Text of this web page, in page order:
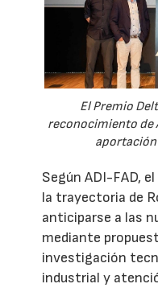
El Premio
reconocimiento de
Según ADI-FAD,
la trayectoria de
anticiparse a las
mediante
investigación
industrial y